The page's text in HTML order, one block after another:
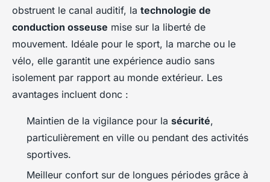
obstruent le canal auditif, la technologie de
conduction osseuse mise sur la liberté de
mouvement. Idéale pour le sport, la marche ou le
vélo, elle garantit une expérience audio sans
isolement par rapport au monde extérieur. Les
avantages incluent donc :
Maintien de la vigilance pour la sécurité,
particulièrement en ville ou pendant des activités
sportives.
Meilleur confort sur de longues périodes grâce à